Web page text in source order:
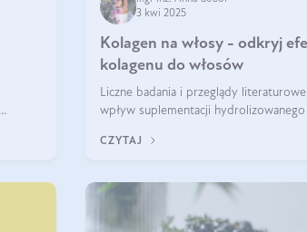
3 kwi 2025
Kolagen na włosy - odkryj
kolagenu do włosów
Liczne badania i przeglądy
wpływ suplementacji
CZYTAJ